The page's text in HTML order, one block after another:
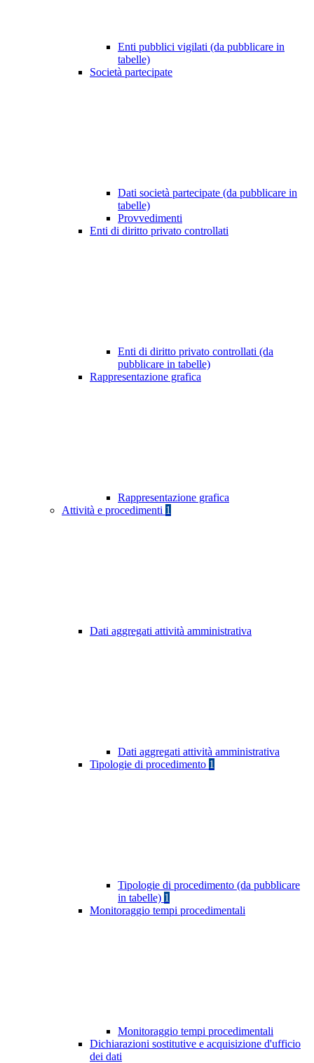
Enti pubblici vigilati (da pubblicare in
tabelle)
Società partecipate
Dati società partecipate (da pubblicare in
tabelle)
Provvedimenti
Enti di diritto privato controllati
Enti di diritto privato controllati (da
pubblicare in tabelle)
Rappresentazione grafica
Rappresentazione grafica
Attività e procedimenti 1
Dati aggregati attività amministrativa
Dati aggregati attività amministrativa
Tipologie di procedimento 1
Tipologie di procedimento (da pubblicare
in tabelle) 1
Monitoraggio tempi procedimentali
Monitoraggio tempi procedimentali
Dichiarazioni sostitutive e acquisizione d'ufficio
dei dati